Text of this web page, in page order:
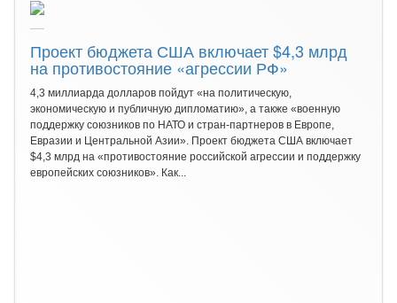
Проект бюджета США включает $4,3 млрд
на противостояние «агрессии РФ»
4,3 миллиарда долларов пойдут «на политическую,
экономическую и публичную дипломатию», а также «военную
поддержку союзников по НАТО и стран-партнеров в Европе,
Евразии и Центральной Азии». Проект бюджета США включает
$4,3 млрд на «противостояние российской агрессии и поддержку
европейских союзников». Как...